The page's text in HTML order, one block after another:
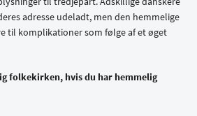
adresse udeladt, men den hemmelige
til komplikationer som følge af et øget
folkekirken, hvis du har hemmelig